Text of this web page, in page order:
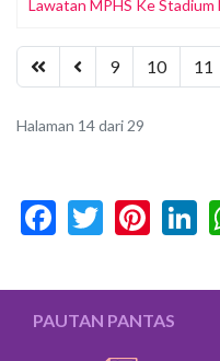
Lawatan MPHS Ke Stadium
9 10 11
Halaman 14 dari 29
Facebook
Twitter
PAUTAN PANTAS